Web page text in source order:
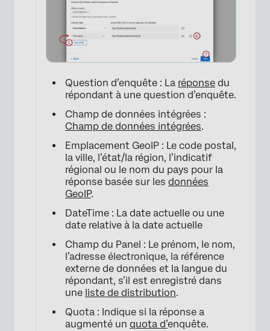
×
Question d’enquête : La réponse du
répondant à une question d’enquête.
Champ de données intégrées :
Champ de données intégrées.
Emplacement GeoIP : Le code postal,
la ville, l’état/la région, l’indicatif
régional ou le nom du pays pour la
réponse basée sur les données
GeoIP.
DateTime : La date actuelle ou une
date relative à la date actuelle
Champ du Panel : Le prénom, le nom,
l’adresse électronique, la référence
externe de données et la langue du
répondant, s’il est enregistré dans
une liste de distribution.
Quota : Indique si la réponse a
augmenté un quota d’enquête.